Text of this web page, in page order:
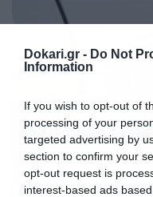
Dokari.gr - Do Not
Information
If you wish to opt-out of
processing of your
targeted advertising by
section to confirm your
opt-out request is
interest-based ads